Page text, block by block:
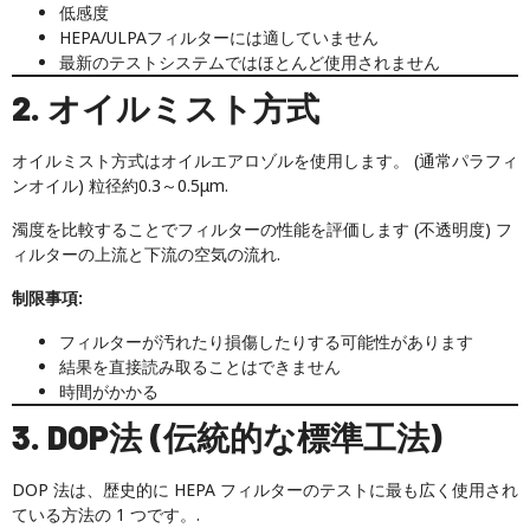
低感度
HEPA/ULPAフィルターには適していません
最新のテストシステムではほとんど使用されません
2. オイルミスト方式
オイルミスト方式はオイルエアロゾルを使用します。 (通常パラフィ
ンオイル) 粒径約0.3～0.5μm.
濁度を比較することでフィルターの性能を評価します (不透明度) フ
ィルターの上流と下流の空気の流れ.
制限事項:
フィルターが汚れたり損傷したりする可能性があります
結果を直接読み取ることはできません
時間がかかる
3. DOP法 (伝統的な標準工法)
DOP 法は、歴史的に HEPA フィルターのテストに最も広く使用され
ている方法の 1 つです。.